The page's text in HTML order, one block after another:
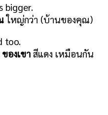
bigger.
ใหญ่กว่า (บ้านของคุณ)
too.
ของเขา สีแดง เหมือนกัน